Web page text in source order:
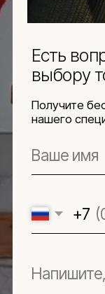
Подпишитесь
Новинки
Отзывы
О компании
Социальные сети